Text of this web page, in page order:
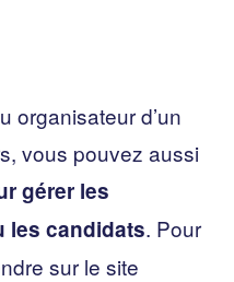
organisateur d’un
vous pouvez aussi
gérer les
les candidats. Pour
sur le site